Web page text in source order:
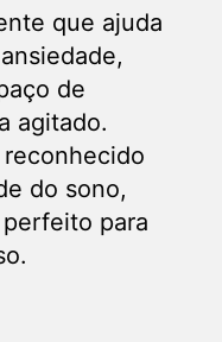
que ajuda
de
agitado.
do sono,
para